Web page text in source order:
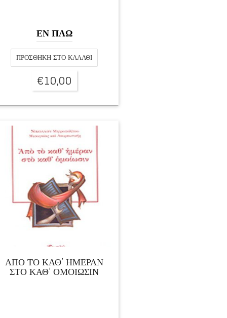
ΕΝ ΠΛΩ
ΠΡΟΣΘΉΚΗ ΣΤΟ ΚΑΛΆΘΙ
€10,00
ΑΠΟ ΤΟ ΚΑΘ’ ΗΜΕΡΑΝ
ΣΤΟ ΚΑΘ’ ΟΜΟΙΩΣΙΝ